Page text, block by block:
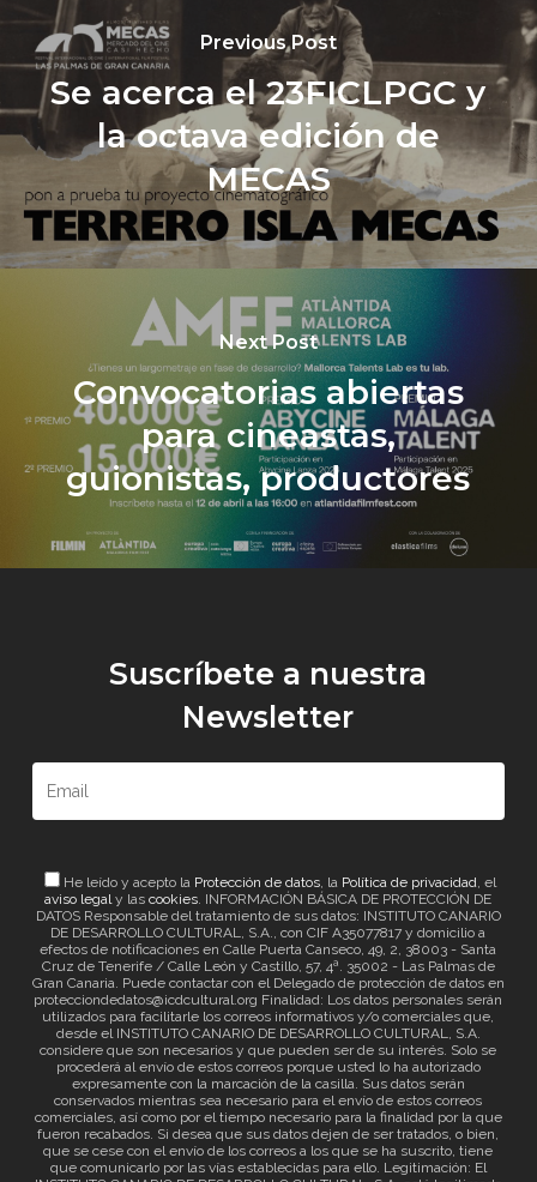
Previous Post
Se acerca el 23FICLPGC y
la octava edición de
MECAS
Next Post
Convocatorias abiertas
para cineastas,
guionistas, productores
Suscríbete a nuestra
Newsletter
He leído y acepto la Protección de datos, la Política de privacidad, el
aviso legaly lascookies. INFORMACIÓN BÁSICA DE PROTECCIÓN DE
DATOS Responsable del tratamiento de sus datos: INSTITUTO CANARIO
DE DESARROLLO CULTURAL, S.A., con CIF A35077817 y domicilio a
efectos de notificaciones en Calle Puerta Canseco, 49, 2, 38003 - Santa
Cruz de Tenerife / Calle León y Castillo, 57, 4ª. 35002 - Las Palmas de
Gran Canaria. Puede contactar con el Delegado de protección de datos en
protecciondedatos@icdcultural.org Finalidad: Los datos personales serán
utilizados para facilitarle los correos informativos y/o comerciales que,
desde el INSTITUTO CANARIO DE DESARROLLO CULTURAL, S.A.
considere que son necesarios y que pueden ser de su interés. Solo se
procederá al envío de estos correos porque usted lo ha autorizado
expresamente con la marcación de la casilla. Sus datos serán
conservados mientras sea necesario para el envío de estos correos
comerciales, así como por el tiempo necesario para la finalidad por la que
fueron recabados. Si desea que sus datos dejen de ser tratados, o bien,
que se cese con el envío de los correos a los que se ha suscrito, tiene
que comunicarlo por las vías establecidas para ello. Legitimación: El